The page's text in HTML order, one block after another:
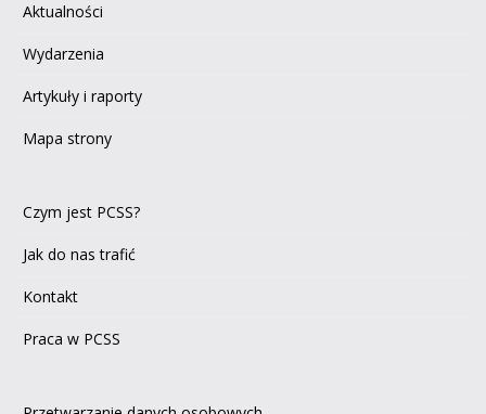
Aktualności
Wydarzenia
Artykuły i raporty
Mapa strony
Czym jest PCSS?
Jak do nas trafić
Kontakt
Praca w PCSS